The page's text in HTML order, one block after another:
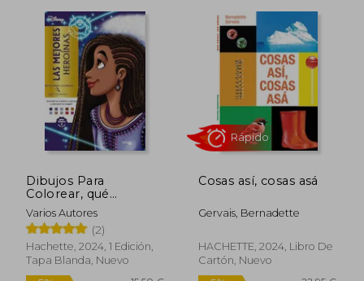
5%
dcto. 29,10 €
5%
dcto.
Dibujos Para
Colorear, qué
Misterio. Las Mejores
Heroínas
Varios Autores
(2)
Hachette, 2024, 1 Edición,
Tapa Blanda, Nuevo
Cosas así, cosas asá
Gervais, Bernadette
HACHETTE, 2024, Libro De
Cartón, Nuevo